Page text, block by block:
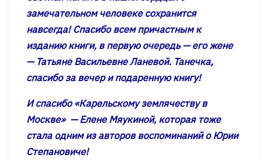
замечательном человеке сохранится
навсегда! Спасибо всем причастным к
изданию книги, в первую очередь — его жене
— Татьяне Васильевне Ланевой. Танечка,
спасибо за вечер и подаренную книгу!
И спасибо «Карельскому землячеству в
Москве» — Елене Мяукиной, которая тоже
стала одним из авторов воспоминаний о Юрии
Степановиче!